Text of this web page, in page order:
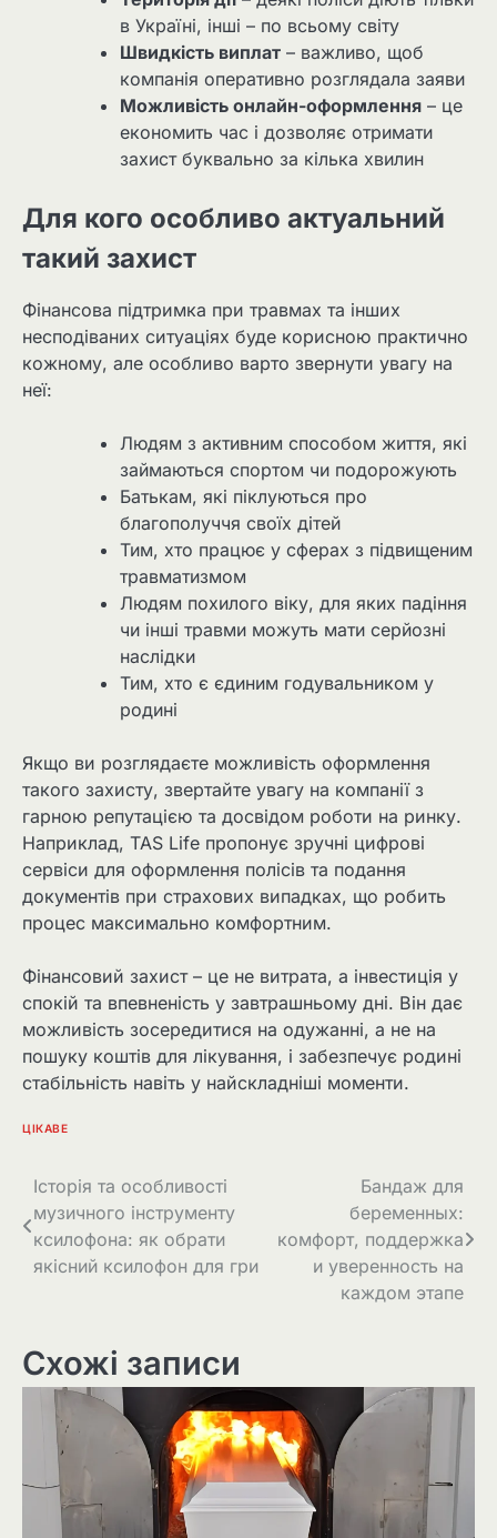
в Україні, інші – по всьому світу
Швидкість виплат – важливо, щоб
компанія оперативно розглядала заяви
Можливість онлайн-оформлення – це
економить час і дозволяє отримати
захист буквально за кілька хвилин
Для кого особливо актуальний
такий захист
Фінансова підтримка при травмах та інших
несподіваних ситуаціях буде корисною практично
кожному, але особливо варто звернути увагу на
неї:
Людям з активним способом життя, які
займаються спортом чи подорожують
Батькам, які піклуються про
благополуччя своїх дітей
Тим, хто працює у сферах з підвищеним
травматизмом
Людям похилого віку, для яких падіння
чи інші травми можуть мати серйозні
наслідки
Тим, хто є єдиним годувальником у
родині
Якщо ви розглядаєте можливість оформлення
такого захисту, звертайте увагу на компанії з
гарною репутацією та досвідом роботи на ринку.
Наприклад, TAS Life пропонує зручні цифрові
сервіси для оформлення полісів та подання
документів при страхових випадках, що робить
процес максимально комфортним.
Фінансовий захист – це не витрата, а інвестиція у
спокій та впевненість у завтрашньому дні. Він дає
можливість зосередитися на одужанні, а не на
пошуку коштів для лікування, і забезпечує родині
стабільність навіть у найскладніші моменти.
ЦІКАВЕ
Навігація
записів
Історія та особливості
музичного інструменту
ксилофона: як обрати
якісний ксилофон для гри
Бандаж для
беременных:
комфорт, поддержка
и уверенность на
каждом этапе
Схожі записи